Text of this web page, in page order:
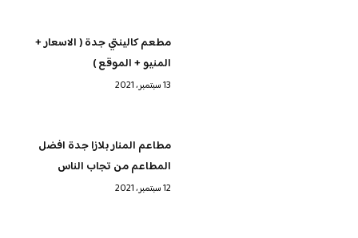
مطعم كالينتي جدة ( الاسعار +
المنيو + الموقع )
13 سبتمبر، 2021
مطاعم المنار بلازا جدة افضل
المطاعم من تجاب الناس
12 سبتمبر، 2021